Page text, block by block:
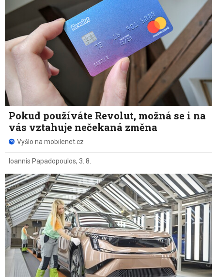
Pokud používáte Revolut, možná se i na
vás vztahuje nečekaná změna
Vyšlo na mobilenet.cz
Ioannis Papadopoulos, 3. 8.